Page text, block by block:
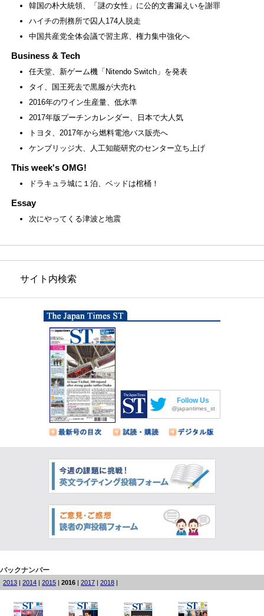
韓国の朴大統領、「謎の女性」に公的文書漏えいを謝罪
ハイチの刑務所で囚人174人脱走
中国共産党全体会議で習主席、権力集中強化へ
Business & Tech
任天堂、新ゲーム機「Nitendo Switch」を発表
タイ、国王死去で黒服が大売れ
2016年のワイン生産量、低水準
2017年版プーチンカレンダー、日本で大人気
トヨタ、2017年から燃料電池バス販売へ
ケンブリッジ大、人工知能研究のセンター立ち上げ
This week's OMG!
ドラキュラ城に１泊、ベッドは棺桶！
Essay
次にやってくる津波と地震
サイト内検索
Follow Us
@japantimes_st
バックナンバー
2013 | 2014 | 2015 | 2016 | 2017 | 2018 |